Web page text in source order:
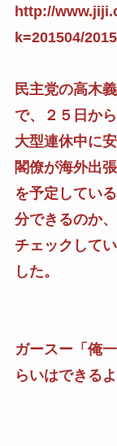
http://
k=201504/
民主党の高木
で、２５日か
大型連休中に
閣僚が海外出張
を予定してい
分できるのか、
チェックして
した。
ガースー「俺
らいはできるよ